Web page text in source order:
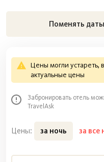
Поменять
Цены могли устареть,
актуальные цены
Забронировать отель
TravelAsk
Цены: за ночь за все